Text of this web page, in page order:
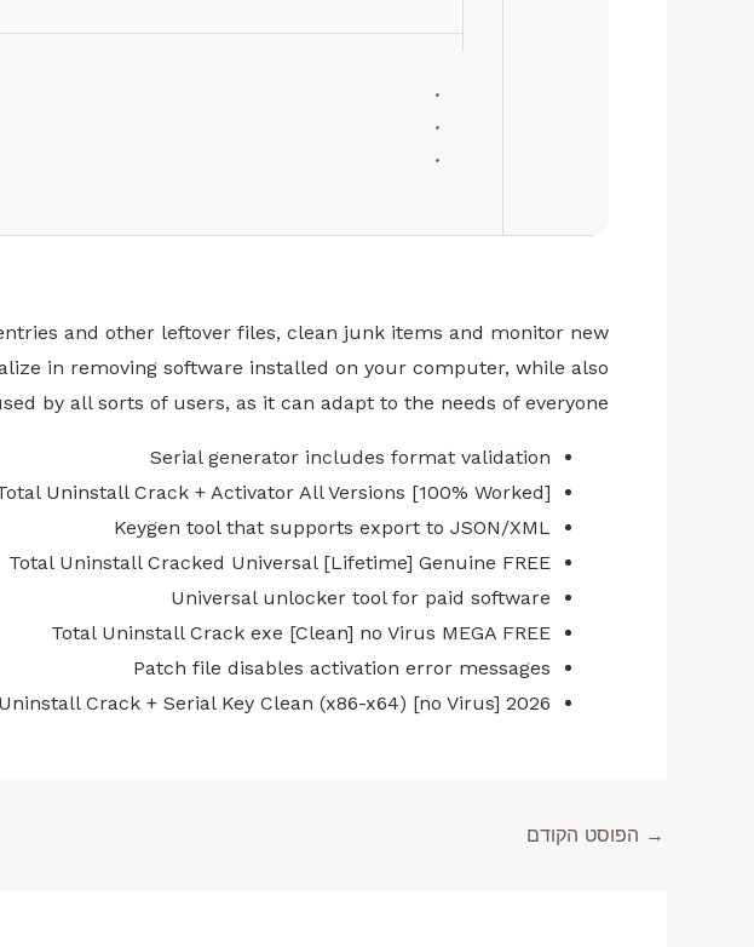
and other leftover files, clean junk items and monitor new
in removing software installed on your computer, while also
by all sorts of users, as it can adapt to the needs of everyone.
Serial generator includes format validation
Uninstall Crack + Activator All Versions [100% Worked]
Keygen tool that supports export to JSON/XML
Total Uninstall Cracked Universal [Lifetime] Genuine FREE
Universal unlocker tool for paid software
Total Uninstall Crack exe [Clean] no Virus MEGA FREE
Patch file disables activation error messages
Crack + Serial Key Clean (x86-x64) [no Virus] 2026
→ הפוסט הקודם